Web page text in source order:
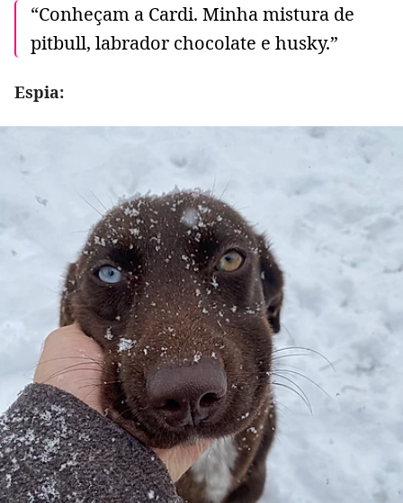
“Conheçam a Cardi. Minha mistura de
pitbull, labrador chocolate e husky.”
Espia: